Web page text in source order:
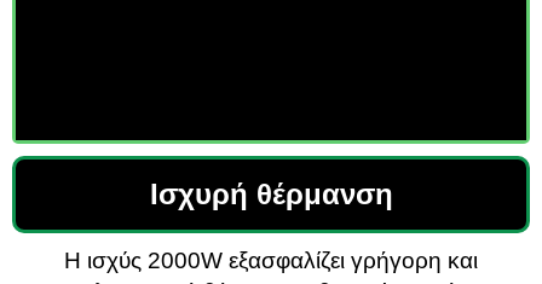
Ισχυρή θέρμανση
Η ισχύς 2000W εξασφαλίζει γρήγορη και